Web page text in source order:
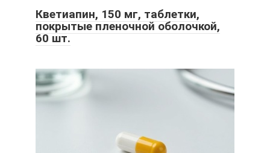
Кветиапин, 150 мг, таблетки,
покрытые пленочной оболочкой,
60 шт.